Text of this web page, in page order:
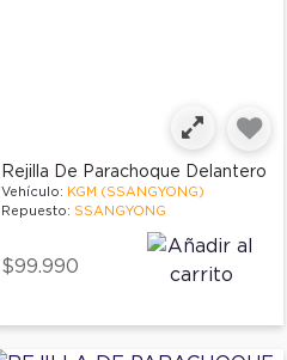
Rejilla De Parachoque Delantero
Vehículo: KGM (SSANGYONG)
Repuesto: SSANGYONG
$99.990